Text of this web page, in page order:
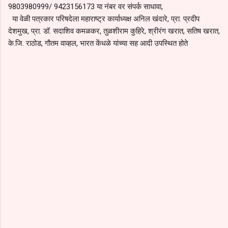
9803980999/ 9423156173 या नंबर वर संपर्क साधावा,
या वेळी पत्रकार परिषदेला महाराष्ट्र कार्याध्यक्ष अनिल खंदारे, प्रा. प्रदीप
देशमुख, प्रा. डॉ. सदाशिव कमळकर, तुळशीराम कुहिरे, श्रीरंग खरात, सतिष खरात,
के.जि. राठोड, गौतम वाव्हल, भारत केंधळे यांच्या सह आदी उपस्थित होते